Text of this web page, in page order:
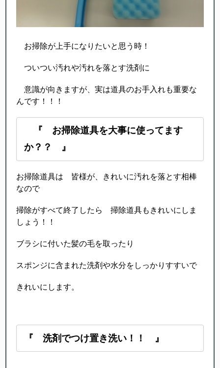
お掃除が上手になりたいと思う時！
ついつい汚れや汚れを落とす洗剤に
意識が向きますが、実は道具のお手入れも重要な
んです！！！
『 お掃除道具を大事に使ってます
か？？ 』
お掃除道具は 皆様が、きれいに汚れを落とす相棒
なので
掃除がすべて終了したら 掃除道具もきれいにしま
しょう！！
ブラシに付いた髪の毛を取ったり
スポンジに含まれた洗剤や水分をしっかりすすいで
きれいにします。
『 洗剤でつけ置き洗い！！ 』